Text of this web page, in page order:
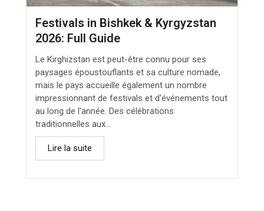
Festivals in Bishkek & Kyrgyzstan
2026: Full Guide
Le Kirghizstan est peut-être connu pour ses
paysages époustouflants et sa culture nomade,
mais le pays accueille également un nombre
impressionnant de festivals et d'événements tout
au long de l'année. Des célébrations
traditionnelles aux...
Lire la suite